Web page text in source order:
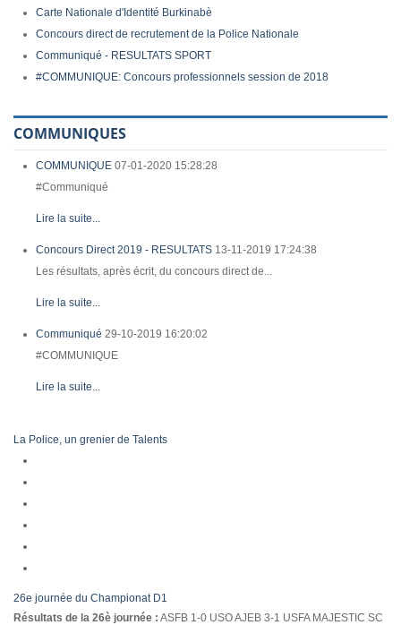
Carte Nationale d'Identité Burkinabè
Concours direct de recrutement de la Police Nationale
Communiqué - RESULTATS SPORT
#COMMUNIQUE: Concours professionnels session de 2018
COMMUNIQUES
COMMUNIQUE 07-01-2020 15:28:28
#Communiqué
Lire la suite...
Concours Direct 2019 - RESULTATS 13-11-2019 17:24:38
Les résultats, après écrit, du concours direct de...
Lire la suite...
Communiqué 29-10-2019 16:20:02
#COMMUNIQUE
Lire la suite...
La Police, un grenier de Talents
26e journée du Championat D1
Résultats de la 26è journée : ASFB 1-0 USO AJEB 3-1 USFA MAJESTIC SC